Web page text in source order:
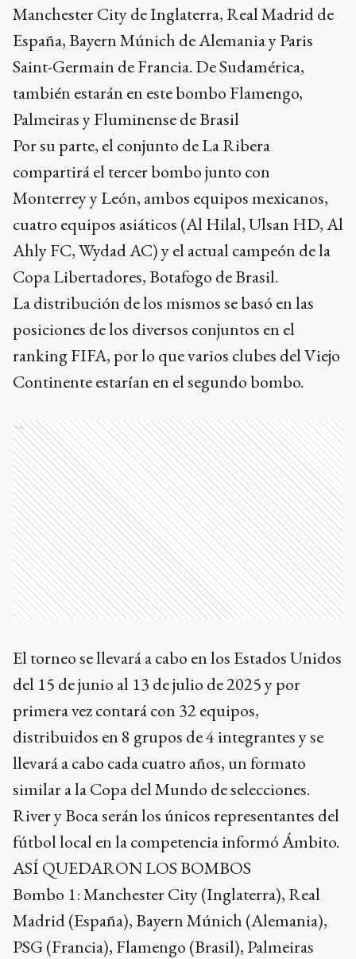
Manchester City de Inglaterra, Real Madrid de
España, Bayern Múnich de Alemania y Paris
Saint-Germain de Francia. De Sudamérica,
también estarán en este bombo Flamengo,
Palmeiras y Fluminense de Brasil
Por su parte, el conjunto de La Ribera
compartirá el tercer bombo junto con
Monterrey y León, ambos equipos mexicanos,
cuatro equipos asiáticos (Al Hilal, Ulsan HD, Al
Ahly FC, Wydad AC) y el actual campeón de la
Copa Libertadores, Botafogo de Brasil.
La distribución de los mismos se basó en las
posiciones de los diversos conjuntos en el
ranking FIFA, por lo que varios clubes del Viejo
Continente estarían en el segundo bombo.
Ads
El torneo se llevará a cabo en los Estados Unidos
del 15 de junio al 13 de julio de 2025 y por
primera vez contará con 32 equipos,
distribuidos en 8 grupos de 4 integrantes y se
llevará a cabo cada cuatro años, un formato
similar a la Copa del Mundo de selecciones.
River y Boca serán los únicos representantes del
fútbol local en la competencia informó Ámbito.
ASÍ QUEDARON LOS BOMBOS
Bombo 1: Manchester City (Inglaterra), Real
Madrid (España), Bayern Múnich (Alemania),
PSG (Francia), Flamengo (Brasil), Palmeiras